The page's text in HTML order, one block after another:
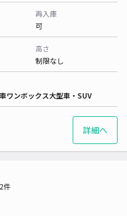
再入庫
可
高さ
制限なし
ワンボックス大型車・SUV
詳細へ
件